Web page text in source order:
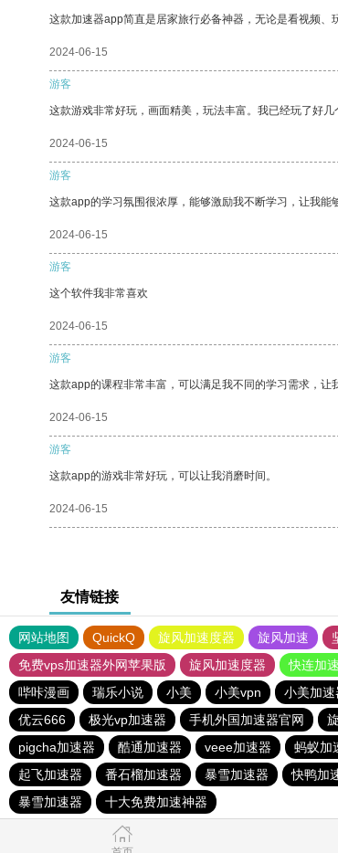
这款加速器app简直是居家旅行必备神器，无论是看视频、
2024-06-15
游客
这款游戏非常好玩，画面精美，玩法丰富。我已经玩了好几
2024-06-15
游客
这款app的学习氛围很浓厚，能够激励我不断学习，让我能
2024-06-15
游客
这个软件我非常喜欢
2024-06-15
游客
这款app的课程非常丰富，可以满足我不同的学习需求，让
2024-06-15
游客
这款app的游戏非常好玩，可以让我消磨时间。
2024-06-15
友情链接
网站地图 QuickQ 旋风加速度器 旋风加速
免费vps加速器外网苹果版
旋风加速度器 快连加
哔咔漫画
瑞乐小说 小美 小美vpn 小美加速
优云666
极光vp加速器 手机外国加速器官网
pigcha加速器
酷通加速器 veee加速器 蚂蚁加
起飞加速器
番石榴加速器 暴雪加速器 快鸭加
暴雪加速器
十大免费加速神器